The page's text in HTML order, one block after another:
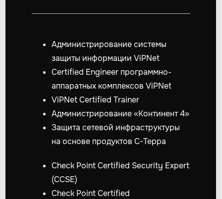
Администрирование системы
защиты информации ViPNet
Certified Engineer программно-
аппаратных комплексов ViPNet
ViPNet Certified Trainer
Администрирование «Континент 4»
Защита сетевой инфраструктуры
на основе продуктов С-Терра
Check Point Certified Security Expert
(CCSE)
Check Point Certified